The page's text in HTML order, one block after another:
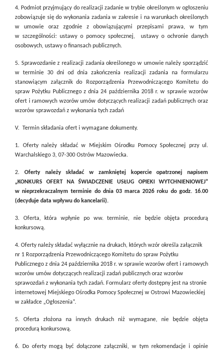
4. Podmiot przyjmujący do realizacji zadanie w trybie określonym w ogłoszeniu
zobowiązuje się do wykonania zadania w zakresie i na warunkach określonych
w umowie oraz zgodnie z obowiązującymi przepisami prawa, w tym
w szczególności: ustawy o pomocy społecznej, ustawy o ochronie danych
osobowych, ustawy o finansach publicznych.
5. Sprawozdanie z realizacji zadania określonego w umowie należy sporządzić
w terminie 30 dni od dnia zakończenia realizacji zadania na formularzu
stanowiącym załącznik do Rozporządzenia Przewodniczącego Komitetu do
spraw Pożytku Publicznego z dnia 24 października 2018 r. w sprawie wzorów
ofert i ramowych wzorów umów dotyczących realizacji zadań publicznych oraz
wzorów sprawozdań z wykonania tych zadań
V. Termin składania ofert i wymagane dokumenty.
1. Oferty należy składać w Miejskim Ośrodku Pomocy Społecznej przy ul.
Warchalskiego 3, 07-300 Ostrów Mazowiecka.
2. Oferty należy składać w zamkniętej kopercie opatrzonej napisem
„KONKURS OFERT NA ŚWIADCZENIE USŁUG OPIEKI WYTCHNIENIOWEJ”
w nieprzekraczalnym terminie do dnia 03 marca 2026 roku do godz. 16.00
(decyduje data wpływu do kancelarii).
3. Oferta, która wpłynie po ww. terminie, nie będzie objęta procedurą
konkursową.
4. Oferty należy składać wyłącznie na drukach, których wzór określa załącznik
nr 1 Rozporządzenia Przewodniczącego Komitetu do spraw Pożytku
Publicznego z dnia 24 października 2018 r. w sprawie wzorów ofert i ramowych
wzorów umów dotyczących realizacji zadań publicznych oraz wzorów
sprawozdań z wykonania tych zadań. Formularz oferty dostępny jest na stronie
internetowej Miejskiego Ośrodka Pomocy Społecznej w Ostrowi Mazowieckiej
w zakładce „Ogłoszenia”.
5. Oferta złożona na innych drukach niż wymagane, nie będzie objęta
procedurą konkursową.
6. Do oferty mogą być dołączone załączniki, w tym rekomendacje i opinie